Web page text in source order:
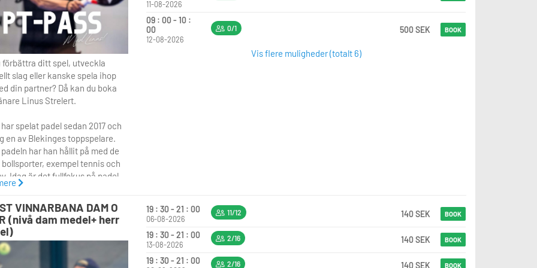
förbättra ditt spel, utveckla
slag eller kanske spela ihop
din partner? Då kan du boka
Linus Strelert.
spelat padel sedan 2017 och
en av Blekinges toppspelare.
har han hållit på med de
exempel tennis och
Idag är det fullfokus på padel
är även verksamhetsansvarig
500kr
600kr
11-08-2026
09 : 00 - 10 :
00
12-08-2026
0/1 500 SEK BOOK
Vis flere muligheder (totalt 6)
VINNARBANA DAM O
(nivå dam medel+ herr
19 : 30 - 21 : 00
06-08-2026
11/12 140 SEK BOOK
19 : 30 - 21 : 00
13-08-2026
2/16 140 SEK BOOK
19 : 30 - 21 : 00 2/16 140 SEK BOOK